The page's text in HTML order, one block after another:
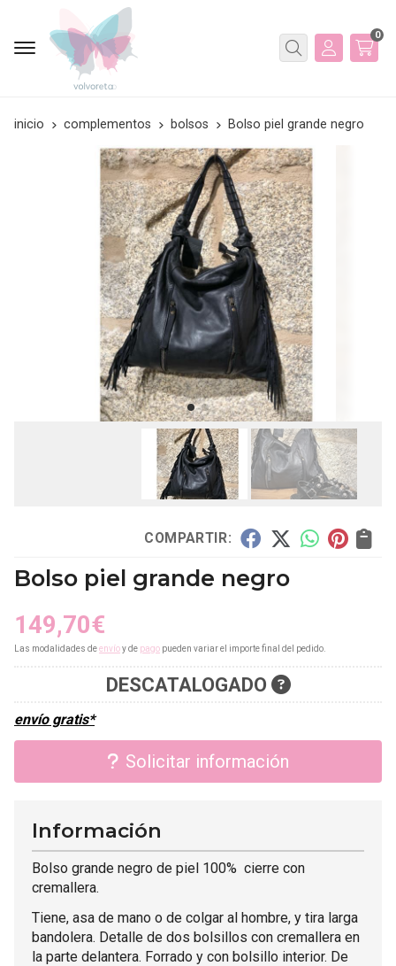
Buscar
0
inicio complementos bolsos Bolso piel grande negro
COMPARTIR:
Bolso piel grande negro
149,70€
Las modalidades deenvíoy de pago pueden variar el importe final del pedido.
DESCATALOGADO
envío gratis*
Solicitar información
Información
Bolso grande negro de piel 100% cierre con
cremallera.
Tiene, asa de mano o de colgar al hombre, y tira larga
bandolera. Detalle de dos bolsillos con cremallera en
la parte delantera. Forrado y con bolsillo interior. De